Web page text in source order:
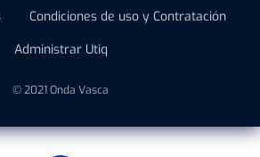
Condiciones de uso y Contratación
Administrar Utiq
© 2021 Onda Vasca